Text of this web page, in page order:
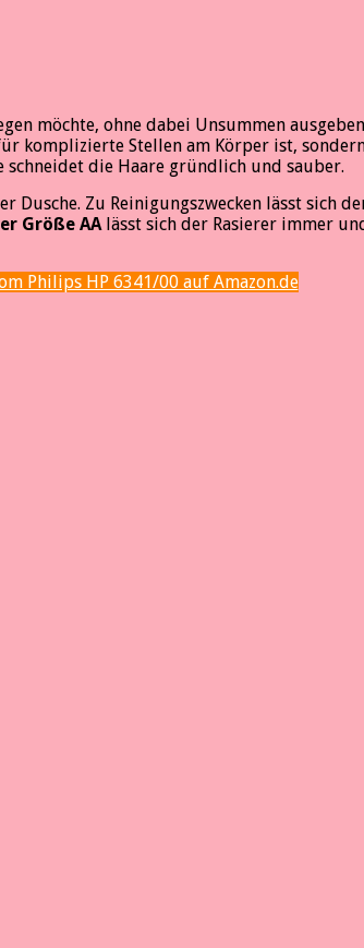
möchte, ohne dabei Unsummen
komplizierte Stellen am Körper ist,
schneidet die Haare gründlich und sauber.
Zu Reinigungszwecken lässt sich
Größe AAlässt sich der Rasierer immer
Philips HP 6341/00 auf Amazon.de